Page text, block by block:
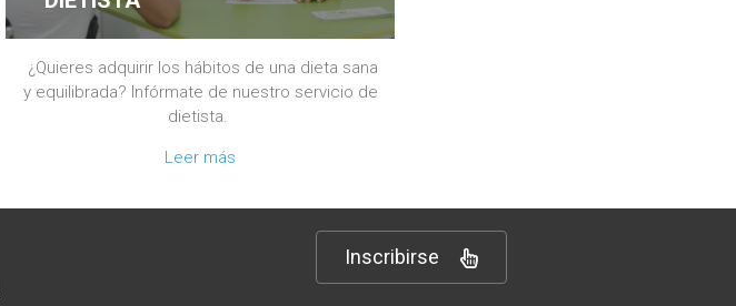
¿Quieres adquirir los hábitos de una dieta sana
y equilibrada? Infórmate de nuestro servicio de
dietista.
Leer más
Inscribirse